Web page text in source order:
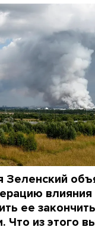
Зеленский
влияния
ее
Что из этого